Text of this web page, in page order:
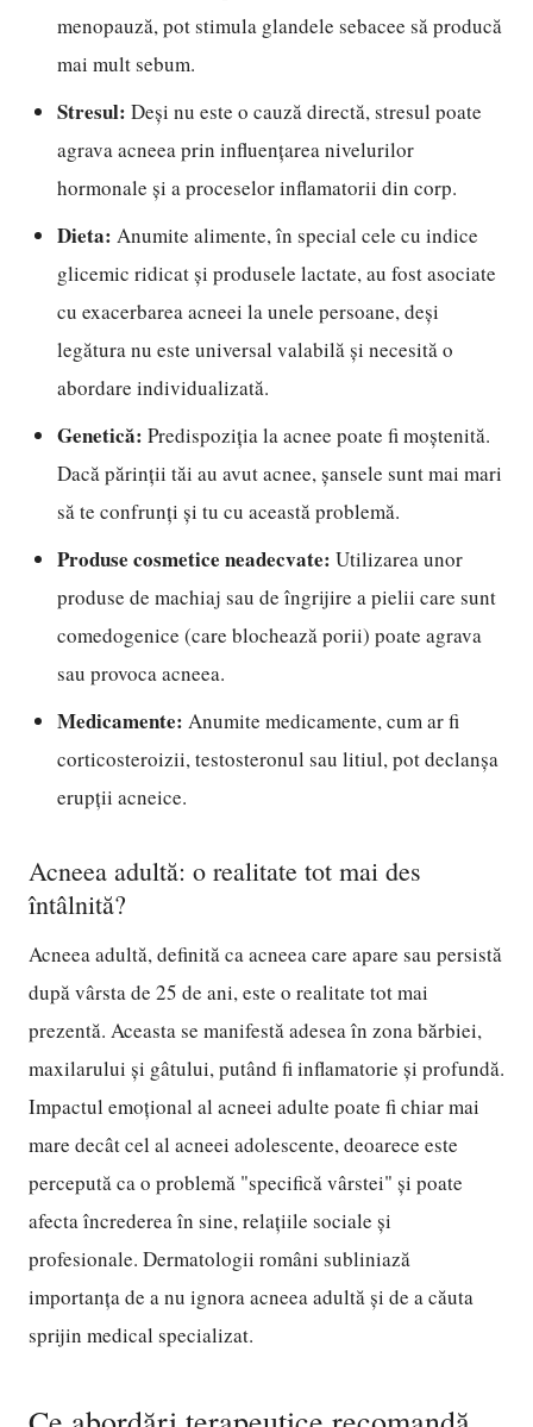
menopauză, pot stimula glandele sebacee să producă
mai mult sebum.
Stresul: Deși nu este o cauză directă, stresul poate
agrava acneea prin influențarea nivelurilor
hormonale și a proceselor inflamatorii din corp.
Dieta: Anumite alimente, în special cele cu indice
glicemic ridicat și produsele lactate, au fost asociate
cu exacerbarea acneei la unele persoane, deși
legătura nu este universal valabilă și necesită o
abordare individualizată.
Genetică: Predispoziția la acnee poate fi moștenită.
Dacă părinții tăi au avut acnee, șansele sunt mai mari
să te confrunți și tu cu această problemă.
Produse cosmetice neadecvate: Utilizarea unor
produse de machiaj sau de îngrijire a pielii care sunt
comedogenice (care blochează porii) poate agrava
sau provoca acneea.
Medicamente: Anumite medicamente, cum ar fi
corticosteroizii, testosteronul sau litiul, pot declanșa
erupții acneice.
Acneea adultă: o realitate tot mai des
întâlnită?
Acneea adultă, definită ca acneea care apare sau persistă
după vârsta de 25 de ani, este o realitate tot mai
prezentă. Aceasta se manifestă adesea în zona bărbiei,
maxilarului și gâtului, putând fi inflamatorie și profundă.
Impactul emoțional al acneei adulte poate fi chiar mai
mare decât cel al acneei adolescente, deoarece este
percepută ca o problemă "specifică vârstei" și poate
afecta încrederea în sine, relațiile sociale și
profesionale. Dermatologii români subliniază
importanța de a nu ignora acneea adultă și de a căuta
sprijin medical specializat.